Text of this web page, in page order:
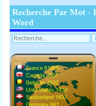
Recherche Par Mot -
Word